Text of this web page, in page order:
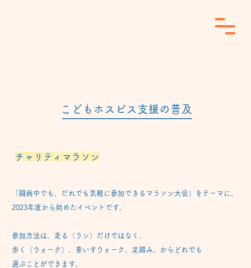
こどもホスピス支援の普及
チャリティマラソン
「闘病中でも、だれでも気軽に参加できるマラソン大会」
​をテーマに、
2023年度から始めたイベントです。​
参加方法は、走る（ラン）だけではなく、
歩く（ウォーク）、車いすウォーク、
足踏み、からどれでも
選ぶことができます。